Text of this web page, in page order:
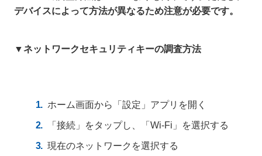
デバイスによって方法が異なるため注意が必要です。
▼ネットワークセキュリティキーの調査方法
ホーム画面から「設定」アプリを開く
「接続」をタップし、「Wi-Fi」を選択する
現在のネットワークを選択する